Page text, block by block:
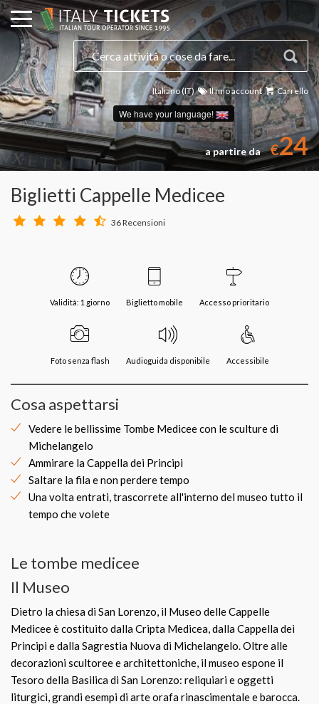
Italiano (IT)
We have your language!
Il mio account Carrello
a partire da €24
Biglietti Cappelle Medicee
36 Recensioni
Validità: 1 giorno Biglietto mobile Accesso prioritario
Foto senza flash Audioguida disponibile Accessibile
Cosa aspettarsi
Vedere le bellissime Tombe Medicee con le sculture di
Michelangelo
Ammirare la Cappella dei Principi
Saltare la fila e non perdere tempo
Una volta entrati, trascorrete all'interno del museo tutto il
tempo che volete
Le tombe medicee
Il Museo
Dietro la chiesa di San Lorenzo, il Museo delle Cappelle
Medicee è costituito dalla Cripta Medicea, dalla Cappella dei
Principi e dalla Sagrestia Nuova di Michelangelo. Oltre alle
decorazioni scultoree e architettoniche, il museo espone il
Tesoro della Basilica di San Lorenzo: reliquiari e oggetti
liturgici, grandi esempi di arte orafa rinascimentale e barocca.